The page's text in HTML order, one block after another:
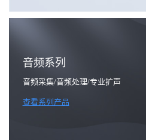
音频系列
音频采集/音频处理/专业扩声
查看系列产品